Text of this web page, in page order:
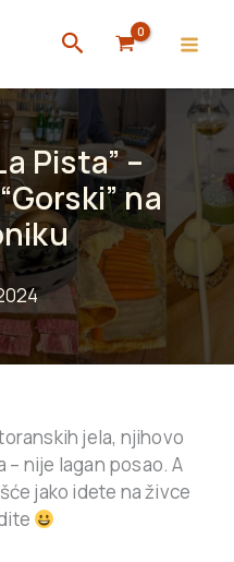
Search
Pista” –
na
jela, njihovo
nije lagan posao. A
jako idete na živce